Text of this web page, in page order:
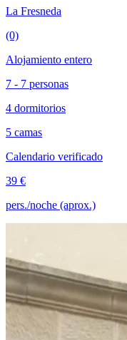
La Fresneda
(0)
Alojamiento entero
7 - 7 personas
4 dormitorios
5 camas
Calendario verificado
39 €
pers./noche (aprox.)